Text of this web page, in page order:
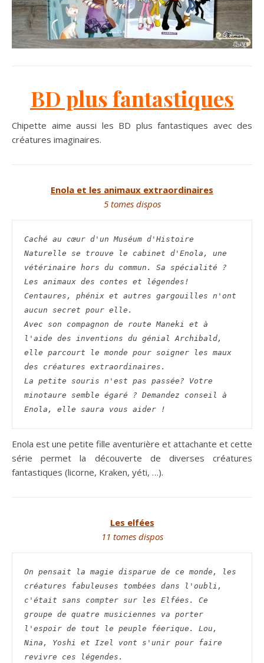
BD plus fantastiques
Chipette aime aussi les BD plus fantastiques avec des
créatures imaginaires.
Enola et les animaux extraordinaires
5 tomes dispos
Caché au cœur d'un Muséum d'Histoire
Naturelle se trouve le cabinet d'Enola, une
vétérinaire hors du commun. Sa spécialité ?
Les animaux des contes et légendes!
Centaures, phénix et autres gargouilles n'ont
aucun secret pour elle.
Avec son compagnon de route Maneki et à
l'aide des inventions du génial Archibald,
elle parcourt le monde pour soigner les maux
des créatures extraordinaires.
La petite souris n'est pas passée? Votre
minotaure semble égaré ? Demandez conseil à
Enola, elle saura vous aider !
Enola est une petite fille aventurière et attachante et cette
série permet la découverte de diverses créatures
fantastiques (licorne, Kraken, yéti, …).
Les elfées
11 tomes dispos
On pensait la magie disparue de ce monde, les
créatures fabuleuses tombées dans l'oubli,
c'était sans compter sur les Elfées. Ce
groupe de quatre musiciennes va porter
l'espoir de tout le peuple féerique. Lou,
Nina, Yoshi et Izel vont s'unir pour faire
revivre ces légendes.